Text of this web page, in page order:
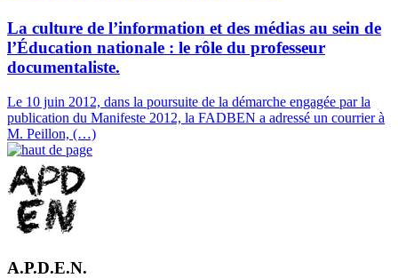
La culture de l’information et des médias au sein de
l’Éducation nationale : le rôle du professeur
documentaliste.
Le 10 juin 2012, dans la poursuite de la démarche engagée par la
publication du Manifeste 2012, la FADBEN a adressé un courrier à
M. Peillon, (…)
A.P.D.E.N.